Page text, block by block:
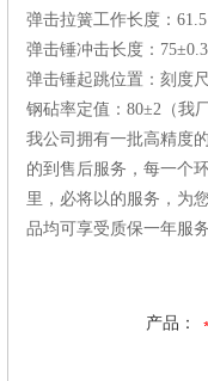
弹击拉簧工作长度：
弹击锤冲击长度：75±0.3
弹击锤起跳位置：刻度
钢砧率定值：80±2（我
我公司拥有一批高精度
的到售后服务，每一个
里，必将以的服务，为
品均可享受质保一年服
产品：